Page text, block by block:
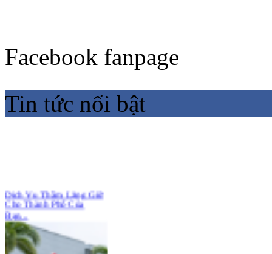
Facebook fanpage
Tin tức nổi bật
Bạn...